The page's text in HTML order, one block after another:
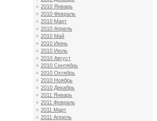
2010 Январь
2010 Февраль
2010 Март
2010 Апрель
2010 Май
2010 Июнь
2010 Июль
2010 Август
2010 Сентябрь
2010 Октябрь
2010 Ноябрь
2010 Декабрь
2011 Январь
2011 Февраль
2011 Март
2011 Апрель